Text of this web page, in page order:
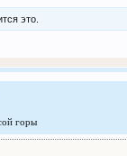
это.
горы